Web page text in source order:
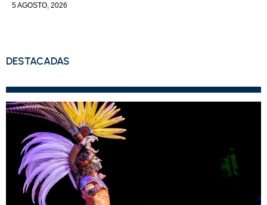
5 AGOSTO, 2026
DESTACADAS